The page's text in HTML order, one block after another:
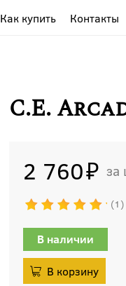
Как купить Контакты
C.E.
2 760
1
В наличии